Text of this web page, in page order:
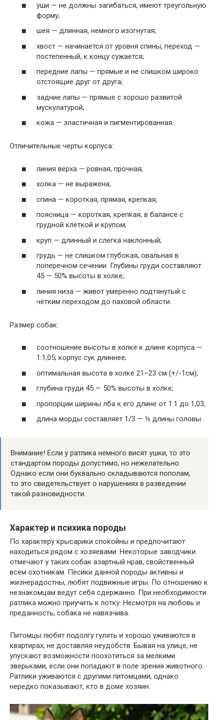
уши — не должны загибаться, имеют треугольную
форму;
шея — длинная, немного изогнутая;
хвост — начинается от уровня спины, переход —
постепенный, к концу сужается;
передние лапы — прямые и не слишком широко
отстоящие друг от друга;
задние лапы — прямые с хорошо развитой
мускулатурой;
кожа — эластичная и пигментированная.
Отличительные черты корпуса:
линия верха — ровная, прочная;
холка — не выражена;
спина — короткая, прямая, крепкая;
поясница — короткая, крепкая, в балансе с
грудной клеткой и крупом;
круп — длинный и слегка наклонный;
грудь — не слишком глубокая, овальная в
поперечном сечении. Глубины груди составляют
45 — 50% высоты в холке;
линия низа — живот умеренно подтянутый с
чётким переходом до паховой области.
Размер собак:
соотношение высоты в холке к длине корпуса —
1:1,05; корпус сук длиннее;
оптимальная высота в холке 21–23 см (+/-1см);
глубина груди 45 — 50% высоты в холке;
пропорции ширины лба к его длине от 1:1 до 1,03;
длина морды составляет 1/3 — ½ длины головы.
Внимание! Если у ратлика немного висят ушки, то это
стандартом породы допустимо, но нежелательно.
Однако если они буквально складываются пополам,
то это свидетельствует о нарушениях в разведении
такой разновидности.
Характер и психика породы
По характеру крысарики спокойны и предпочитают
находиться рядом с хозяевами. Некоторые заводчики
отмечают у таких собак азартный нрав, свойственный
всем охотникам. Пёсики данной породы активны и
жизнерадостны, любят подвижные игры. По отношению к
незнакомцам ведут себя сдержанно. При необходимости
ратлика можно приучить к лотку. Несмотря на любовь и
преданность, собака не навязчива.
Питомцы любят подолгу гулять и хорошо уживаются в
квартирах, не доставляя неудобств. Бывая на улице, не
упускают возможности поохотиться за мелкими
зверьками, если они попадают в поле зрения животного.
Ратлики уживаются с другими питомцами, однако
нередко показывают, кто в доме хозяин.